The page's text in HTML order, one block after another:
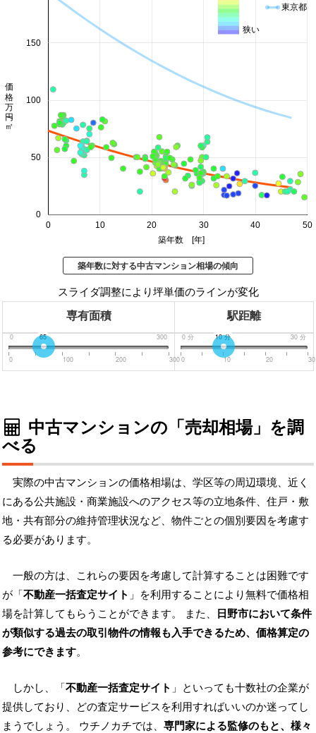
0 10 20 30 40 50
0
50
100
150
築年数 [年]
価格 万円/㎡
東京都
狭い
築年数に対する中古マンション相場の傾向
スライダ調整により坪単価のラインが変化
専有面積 駅距離
0 300
65
0 100 200 300
0分 30分
10分
0 10 20 30
中古マンションの「売却相場」を調
べる
実際の中古マンションの価格相場は、学区等の周辺環境、近く
にある公共施設・商業施設へのアクセス等の立地条件、住戸・敷
地・共有部分の維持管理状況など、物件ごとの個別要因を考慮す
る必要があります。
一般の方は、これらの要因を考慮して計算することは困難です
が「不動産一括査定サイト 」を利用することにより無料で価格相
場を計算してもらうことができます。 また、 日野市において条件
が類似する過去の取引物件の情報も入手できるため、価格算定の
参考にできます。
しかし、「不動産一括査定サイト 」といっても十数社の企業が
提供しており、どの査定サービスを利用すればいいのか迷ってし
まうでしょう。 ウチノカチでは、 専門家による監修のもと、様々